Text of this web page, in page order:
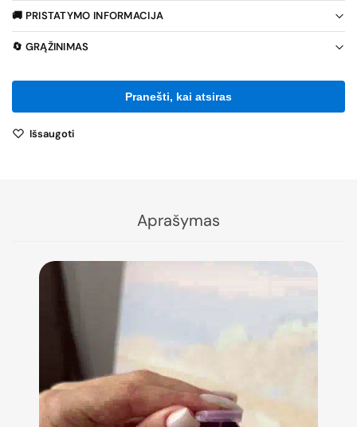
🚚 PRISTATYMO INFORMACIJA
🔄 GRĄŽINIMAS
Išsaugoti
Aprašymas